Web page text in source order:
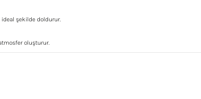
ideal şekilde doldurur.
oluşturur.